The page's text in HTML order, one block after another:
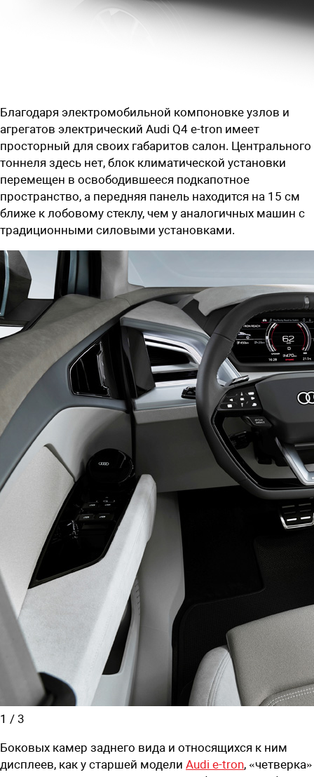
Благодаря электромобильной компоновке узлов и
агрегатов электрический Audi Q4 e-tron имеет
просторный для своих габаритов салон. Центрального
тоннеля здесь нет, блок климатической установки
перемещен в освободившееся подкапотное
пространство, а передняя панель находится на 15 см
ближе к лобовому стеклу, чем у аналогичных машин с
традиционными силовыми установками.
1 / 3
Боковых камер заднего вида и относящихся к ним
дисплеев, как у старшей модели Audi e-tron, «четверка»